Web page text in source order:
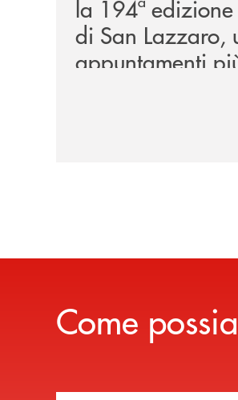
la 194ª
di San Lazzaro,
appuntamenti
Come